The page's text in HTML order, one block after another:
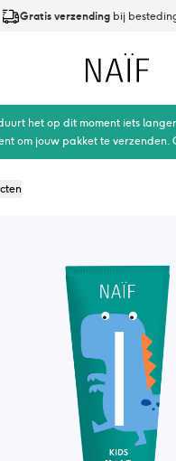
Gratis verzending bij
Naïf
het op dit moment iets
om jouw pakket te verzenden.